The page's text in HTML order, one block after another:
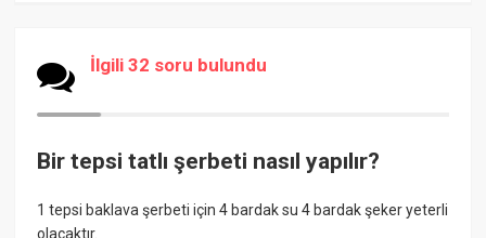
İlgili 32 soru bulundu
Bir tepsi tatlı şerbeti nasıl yapılır?
1 tepsi baklava şerbeti için 4 bardak su 4 bardak şeker yeterli
olacaktır.